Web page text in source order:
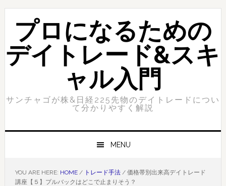
Skip
primary
navigation
Skip
contentプロになるための
デイトレード&スキ
ャル入門
サンチャゴが株&日経225先物のデイトレードについ
て分かりやすく解説
MENU
YOU ARE HERE: HOME / トレード手法 /価格帯別出来高デイトレード
講座【５】プルバックはどこで止まりそう？